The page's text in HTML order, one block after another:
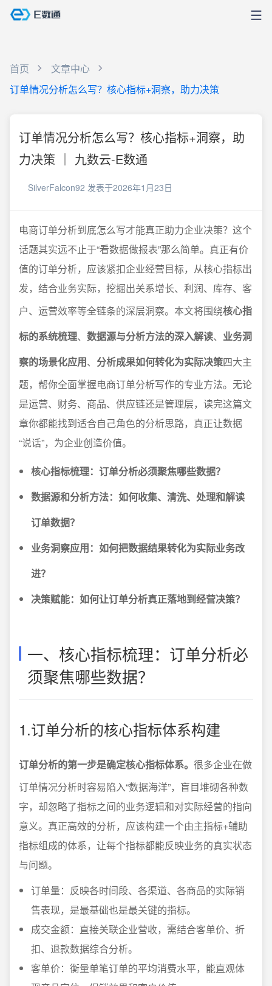
首页
文章中心
订单情况分析怎么写？核心指标+洞察，助力决策
订单情况分析怎么写？核心指标+洞察，助
力决策 ｜ 九数云-E数通
SilverFalcon92 发表于2026年1月23日
电商订单分析到底怎么写才能真正助力企业决策？这个
话题其实远不止于“看数据做报表”那么简单。真正有价
值的订单分析，应该紧扣企业经营目标，从核心指标出
发，结合业务实际，挖掘出关系增长、利润、库存、客
户、运营效率等全链条的深层洞察。本文将围绕核心指
标的系统梳理、 数据源与分析方法的深入解读、 业务洞
察的场景化应用、 分析成果如何转化为实际决策四大主
题，帮你全面掌握电商订单分析写作的专业方法。无论
是运营、财务、商品、供应链还是管理层，读完这篇文
章你都能找到适合自己角色的分析思路，真正让数据
“说话”，为企业创造价值。
核心指标梳理：订单分析必须聚焦哪些数据？
数据源和分析方法：如何收集、清洗、处理和解读
订单数据？
业务洞察应用：如何把数据结果转化为实际业务改
进？
决策赋能：如何让订单分析真正落地到经营决策？
一、核心指标梳理：订单分析必
须聚焦哪些数据？
1.订单分析的核心指标体系构建
订单分析的第一步是确定核心指标体系。 很多企业在做
订单情况分析时容易陷入“数据海洋”，盲目堆砌各种数
字，却忽略了指标之间的业务逻辑和对实际经营的指向
意义。真正高效的分析，应该构建一个由主指标+辅助
指标组成的体系，让每个指标都能反映业务的真实状态
与问题。
订单量：反映各时间段、各渠道、各商品的实际销
售表现，是最基础也是最关键的指标。
成交金额：直接关联企业营收，需结合客单价、折
扣、退款数据综合分析。
客单价：衡量单笔订单的平均消费水平，能直观体